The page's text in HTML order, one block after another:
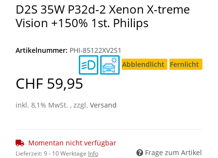
D2S 35W P32d-2 Xenon X-treme
Vision +150% 1st. Philips
Artikelnummer: PHI-85122XV2S1
Abblendlicht
Fernlicht
CHF 59,95
inkl. 8,1% MwSt. , zzgl. Versand
Momentan nicht verfügbar
Lieferzeit:9 - 10 Werktage Info Frage zum Artikel